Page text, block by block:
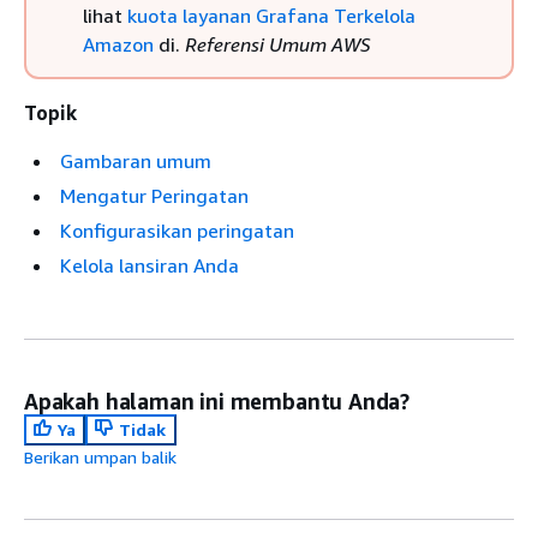
lihat kuota layanan Grafana Terkelola
Amazon di. Referensi Umum AWS
Topik
Gambaran umum
Mengatur Peringatan
Konfigurasikan peringatan
Kelola lansiran Anda
Apakah halaman ini membantu Anda?
Ya
Tidak
Berikan umpan balik